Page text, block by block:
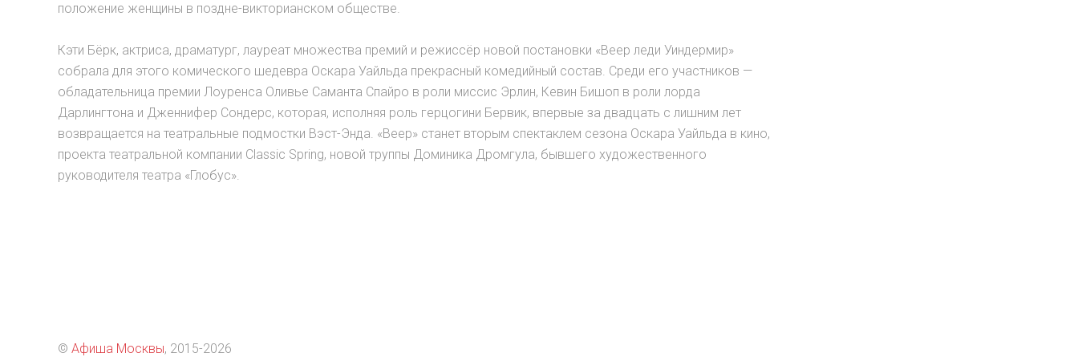
положение женщины в поздне-викторианском обществе.
Кэти Бёрк, актриса, драматург, лауреат множества премий и режиссёр новой постановки «Веер леди Уиндермир»
собрала для этого комического шедевра Оскара Уайльда прекрасный комедийный состав. Среди его участников —
обладательница премии Лоуренса Оливье Саманта Спайро в роли миссис Эрлин, Кевин Бишоп в роли лорда
Дарлингтона и Дженнифер Сондерс, которая, исполняя роль герцогини Бервик, впервые за двадцать с лишним лет
возвращается на театральные подмостки Вэст-Энда. «Веер» станет вторым спектаклем cезона Оскара Уайльда в кино,
проекта театральной компании Classic Spring, новой труппы Доминика Дромгула, бывшего художественного
руководителя театра «Глобус».
© Афиша Москвы, 2015-2026